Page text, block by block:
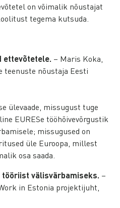
on võimalik nõustajat
tegema kutsuda.
ettevõtetele. – Maris Koka,
teenuste nõustaja Eesti
ülevaade, missugust tuge
EURESe tööhõivevõrgustik
missugused on
üle Euroopa, millest
osa saada.
tööriist välisvärbamiseks. –
in Estonia projektijuht,